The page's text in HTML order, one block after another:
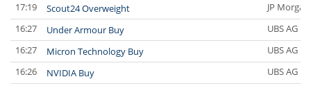
17:19
Scout24 Overweight
JP
16:27
Under Armour Buy
UBS AG
16:27
Micron Technology Buy
UBS AG
16:26
NVIDIA Buy
UBS AG